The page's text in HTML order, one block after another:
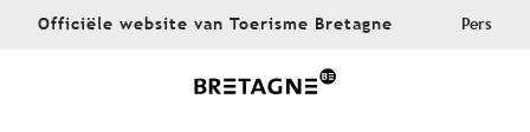
AllerOfficiële website van Toerisme Bretagne Pers